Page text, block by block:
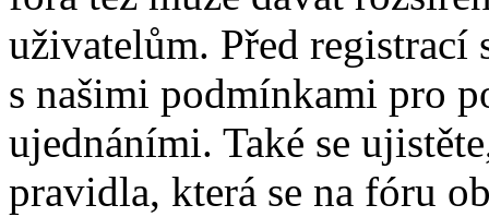
uživatelům. Před registrací
s našimi podmínkami pro
ujednáními. Také se
pravidla, která se na fóru